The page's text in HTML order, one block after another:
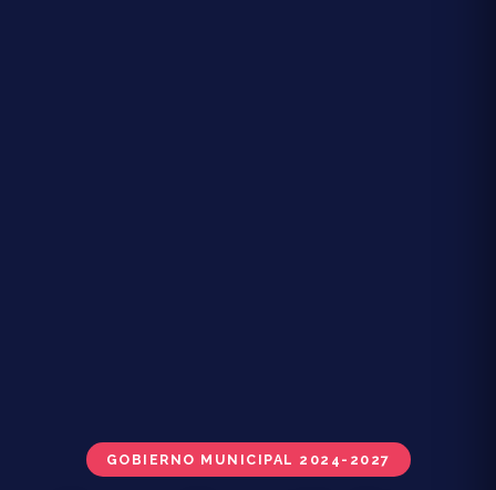
GOBIERNO MUNICIPAL 2024-2027